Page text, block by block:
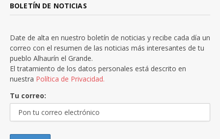
BOLETÍN DE NOTICIAS
Date de alta en nuestro boletín de noticias y recibe cada día un
correo con el resumen de las noticias más interesantes de tu
pueblo Alhaurín el Grande.
El tratamiento de los datos personales está descrito en
nuestra Política de Privacidad.
Tu correo: